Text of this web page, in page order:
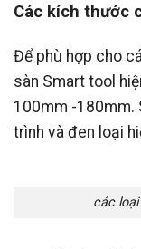
Các kích thước
Để phù hợp cho
sàn Smart tool
100mm -180mm.
trình và đen loại
các